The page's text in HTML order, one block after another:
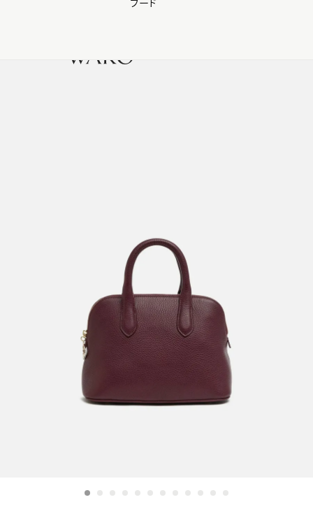
【会員様限定】夏のプレゼントキャンペーン開催中
フード